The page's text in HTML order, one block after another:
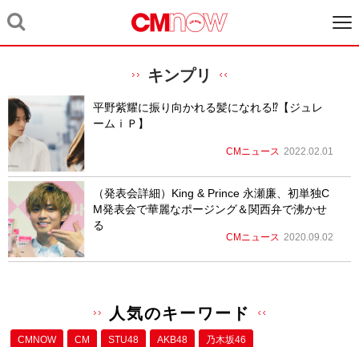
キンプリ
平野紫耀に振り向かれる髪になれる⁉【ジュレ
ームｉＰ】
CMニュース 2022.02.01
（発表会詳細）King & Prince 永瀬廉、初単独C
M発表会で華麗なポージング＆関西弁で沸かせ
る
CMニュース 2020.09.02
人気のキーワード
CMNOW CM STU48 AKB48 乃木坂46